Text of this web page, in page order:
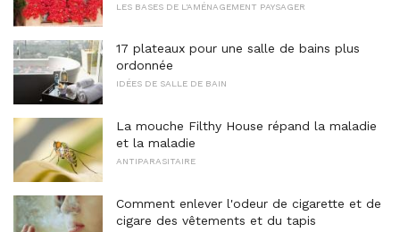
LES BASES DE L'AMÉNAGEMENT PAYSAGER
17 plateaux pour une salle de bains plus
ordonnée
IDÉES DE SALLE DE BAIN
La mouche Filthy House répand la maladie
et la maladie
ANTIPARASITAIRE
Comment enlever l'odeur de cigarette et de
cigare des vêtements et du tapis